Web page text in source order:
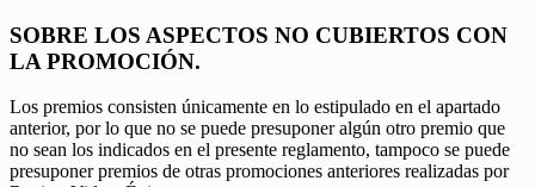
SOBRE LOS ASPECTOS NO CUBIERTOS CON
LA PROMOCIÓN.
Los premios consisten únicamente en lo estipulado en el apartado
anterior, por lo que no se puede presuponer algún otro premio que
no sean los indicados en el presente reglamento, tampoco se puede
presuponer premios de otras promociones anteriores realizadas por